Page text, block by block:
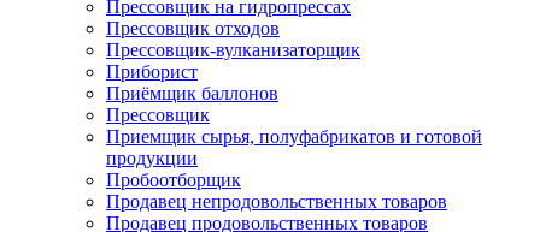
Прессовщик на гидропрессах
Прессовщик отходов
Прессовщик-вулканизаторщик
Приборист
Приёмщик баллонов
Прессовщик
Приемщик сырья, полуфабрикатов и готовой
продукции
Пробоотборщик
Продавец непродовольственных товаров
Продавец продовольственных товаров